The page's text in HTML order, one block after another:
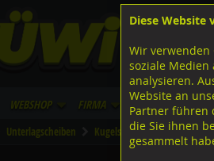
Lagerstrasse 8
Tel. 043 455
WebShop Firma Lieferinfo
Unterlagscheiben Kugelscheiben AMF
Diese Website
Wir verwenden
soziale
analysieren.
Website an
Partner führen
die Sie ihnen
gesammelt